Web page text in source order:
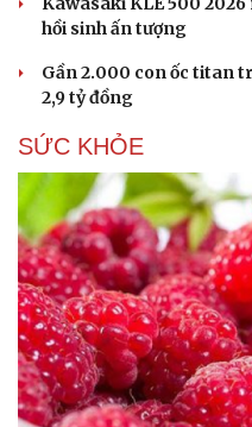
hồi sinh ấn tượng
Gần 2.000 con ốc titan
2,9 tỷ đồng
SỨC KHỎE